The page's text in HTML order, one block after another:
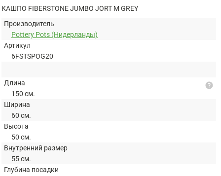
КАШПО FIBERSTONE JUMBO JORT M GREY
Производитель
Pottery Pots (Нидерланды)
Артикул
6FSTSPOG20
Длина
150 см.
Ширина
60 см.
Высота
50 см.
Внутренний размер
55 см.
Глубина посадки
help